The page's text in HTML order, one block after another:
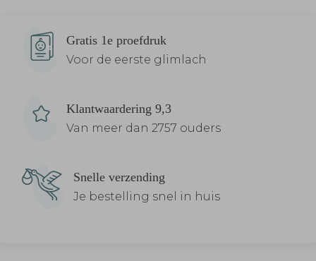
Gratis 1e proefdruk
Voor de eerste glimlach
Klantwaardering 9,3
Van meer dan 2757 ouders
Snelle verzending
Je bestelling snel in huis